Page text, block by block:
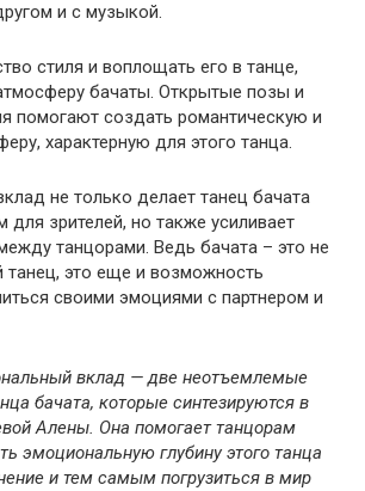
и с музыкой.
стиля и воплощать его в танце,
бачаты. Открытые позы и
помогают создать романтическую и
характерную для этого танца.
не только делает танец бачата
для зрителей, но также усиливает
танцорами. Ведь бачата – это не
танец, это еще и возможность
своими эмоциями с партнером и
вклад — две неотъемлемые
бачата, которые синтезируются в
Алены. Она помогает танцорам
эмоциональную глубину этого танца
и тем самым погрузиться в мир